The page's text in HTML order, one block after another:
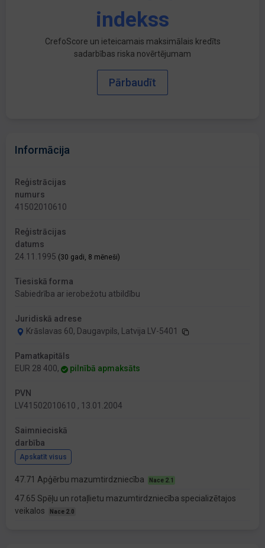
indekss
CrefoScore un ieteicamais maksimālais kredīts
sadarbības riska novērtējumam
Pārbaudīt
Informācija
Reģistrācijas
numurs
41502010610
Reģistrācijas
datums
24.11.1995 (30 gadi, 8 mēneši)
Tiesiskā forma
Sabiedrība ar ierobežotu atbildību
Juridiskā adrese
Krāslavas 60, Daugavpils, Latvija LV-5401
Pamatkapitāls
EUR 28 400,
pilnībā apmaksāts
PVN
LV41502010610 , 13.01.2004
Saimnieciskā
darbība
Apskatīt visus
47.71 Apģērbu mazumtirdzniecība Nace 2.1
47.65 Spēļu un rotaļlietu mazumtirdzniecība specializētajos
veikalos
Nace 2.0